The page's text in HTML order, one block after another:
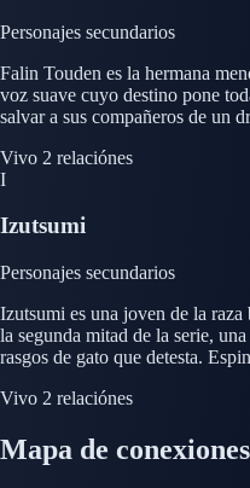
caliente y una palabra reflexiva,
supervivencia mantienen al
debajo de la superficie.
Personajes secundarios
Falin Touden es la hermana
voz suave cuyo destino pone
salvar a sus compañeros de un
grupo. Aunque ausente durante
presencia se cierne sobre cada
Resucitada y más tarde
sobre la muerte, la magia y el
Vivo 2 relaciónes
I
Izutsumi
Personajes secundarios
Izutsumi es una joven de la
la segunda mitad de la serie,
rasgos de gato que detesta.
rechaza abiertamente comer
Laios, escapa de esa vida
maldición. Tras su actitud
Vivo 2 relaciónes
Mapa de